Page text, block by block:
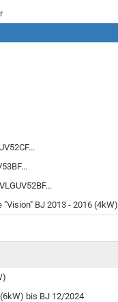
"Vision" BJ 2013 - 2016 (4kW)
bis BJ 12/2024